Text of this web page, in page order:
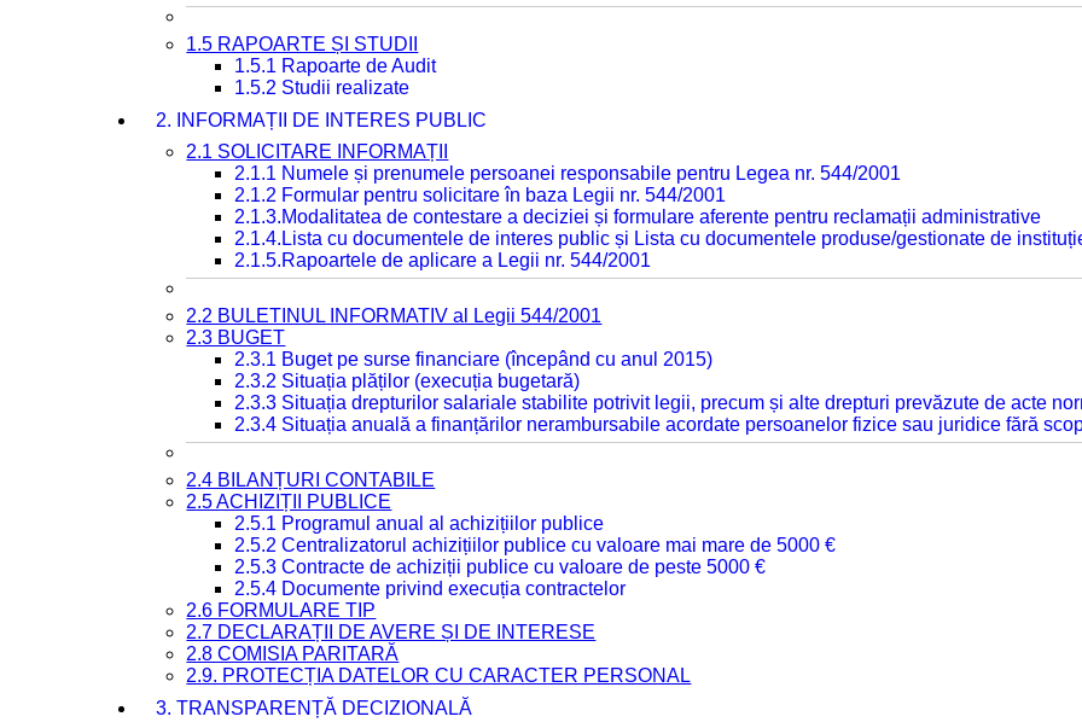
1.5 RAPOARTE ȘI STUDII
1.5.1 Rapoarte de Audit
1.5.2 Studii realizate
2. INFORMAȚII DE INTERES PUBLIC
2.1 SOLICITARE INFORMAȚII
2.1.1 Numele și prenumele persoanei responsabile pentru Legea nr. 544/2001
2.1.2 Formular pentru solicitare în baza Legii nr. 544/2001
2.1.3.Modalitatea de contestare a deciziei și formulare aferente pentru reclamații administrative
2.1.4.Lista cu documentele de interes public și Lista cu documentele produse/gestionate de
2.1.5.Rapoartele de aplicare a Legii nr. 544/2001
2.2 BULETINUL INFORMATIV al Legii 544/2001
2.3 BUGET
2.3.1 Buget pe surse financiare (începând cu anul 2015)
2.3.2 Situația plăților (execuția bugetară)
2.3.3 Situația drepturilor salariale stabilite potrivit legii, precum și alte drepturi prevăzute de acte
2.3.4 Situația anuală a finanțărilor nerambursabile acordate persoanelor fizice sau juridice fără
2.4 BILANȚURI CONTABILE
2.5 ACHIZIȚII PUBLICE
2.5.1 Programul anual al achizițiilor publice
2.5.2 Centralizatorul achizițiilor publice cu valoare mai mare de 5000 €
2.5.3 Contracte de achiziții publice cu valoare de peste 5000 €
2.5.4 Documente privind execuția contractelor
2.6 FORMULARE TIP
2.7 DECLARAȚII DE AVERE ȘI DE INTERESE
2.8 COMISIA PARITARĂ
2.9. PROTECȚIA DATELOR CU CARACTER PERSONAL
3. TRANSPARENȚĂ DECIZIONALĂ